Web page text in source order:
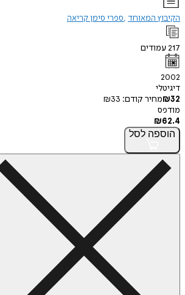
הקיבוץ המאוחד ספרי סימן קריאה
217עמודים
2002
דיגיטלי
₪32 מחיר קודם: ₪33
מודפס
₪62.4
הוספה לסל